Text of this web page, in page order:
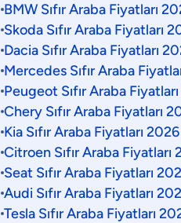
BMW Sıfır Araba Fiyatları
Skoda Sıfır Araba Fiyatları
Dacia Sıfır Araba Fiyatları
Mercedes Sıfır Araba
Peugeot Sıfır Araba
Chery Sıfır Araba Fiyatları
Kia Sıfır Araba Fiyatları 2026
Citroen Sıfır Araba Fiyatları
Seat Sıfır Araba Fiyatları
Audi Sıfır Araba Fiyatları
Tesla Sıfır Araba Fiyatları